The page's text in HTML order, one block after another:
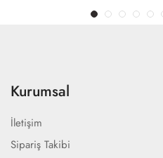
Kurumsal
İletişim
Sipariş Takibi